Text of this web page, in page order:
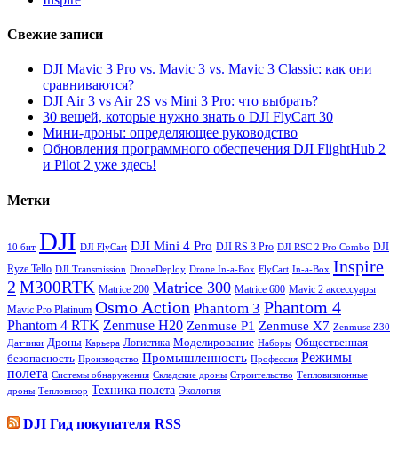
Свежие записи
DJI Mavic 3 Pro vs. Mavic 3 vs. Mavic 3 Classic: как они
сравниваются?
DJI Air 3 vs Air 2S vs Mini 3 Pro: что выбрать?
30 вещей, которые нужно знать о DJI FlyCart 30
Мини-дроны: определяющее руководство
Обновления программного обеспечения DJI FlightHub 2
и Pilot 2 уже здесь!
Метки
10 бит DJI DJI FlyCart DJI Mini 4 Pro DJI RS 3 Pro DJI RSC 2 Pro Combo DJI
Ryze Tello DJI Transmission DroneDeploy Drone In-a-Box FlyCart In-a-Box Inspire
2 M300RTK Matrice 200 Matrice 300 Matrice 600 Mavic 2 аксессуары
Maviс Pro Platinum Osmo Action Phantom 3 Phantom 4
Phantom 4 RTK Zenmuse H20 Zenmuse P1 Zenmuse X7 Zenmuse Z30
Датчики Дроны Карьера Логистика Моделирование Наборы Общественная
безопасность Производство Промышленность Профессия Режимы
полета Системы обнаружения Складские дроны Строительство Тепловизионные
дроны Тепловизор Техника полета Экология
DJI Гид покупателя RSS